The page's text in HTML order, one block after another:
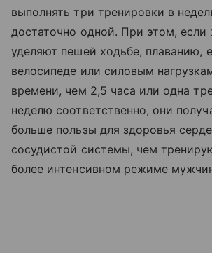
выполнять три тренировки в
достаточно одной. При этом,
уделяют пешей ходьбе, плаванию,
велосипеде или силовым
времени, чем 2,5 часа или одна
неделю соответственно, они
больше пользы для здоровья
сосудистой системы, чем
более интенсивном режиме